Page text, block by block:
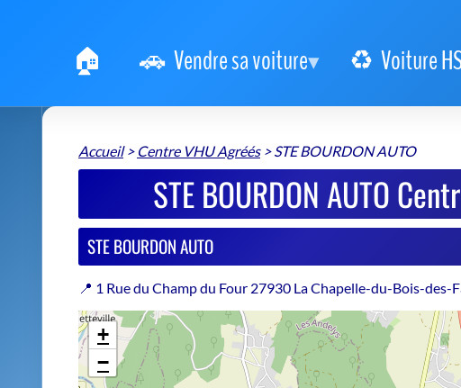
Vendre sa voiture Voiture
Accueil> Centre VHU Agréés>STE BOURDON AUTO
STE BOURDON AUTO
STE BOURDON AUTO
📍 1 Rue du Champ du Four 27930 La Chapelle-du-Bois-des-
+
−